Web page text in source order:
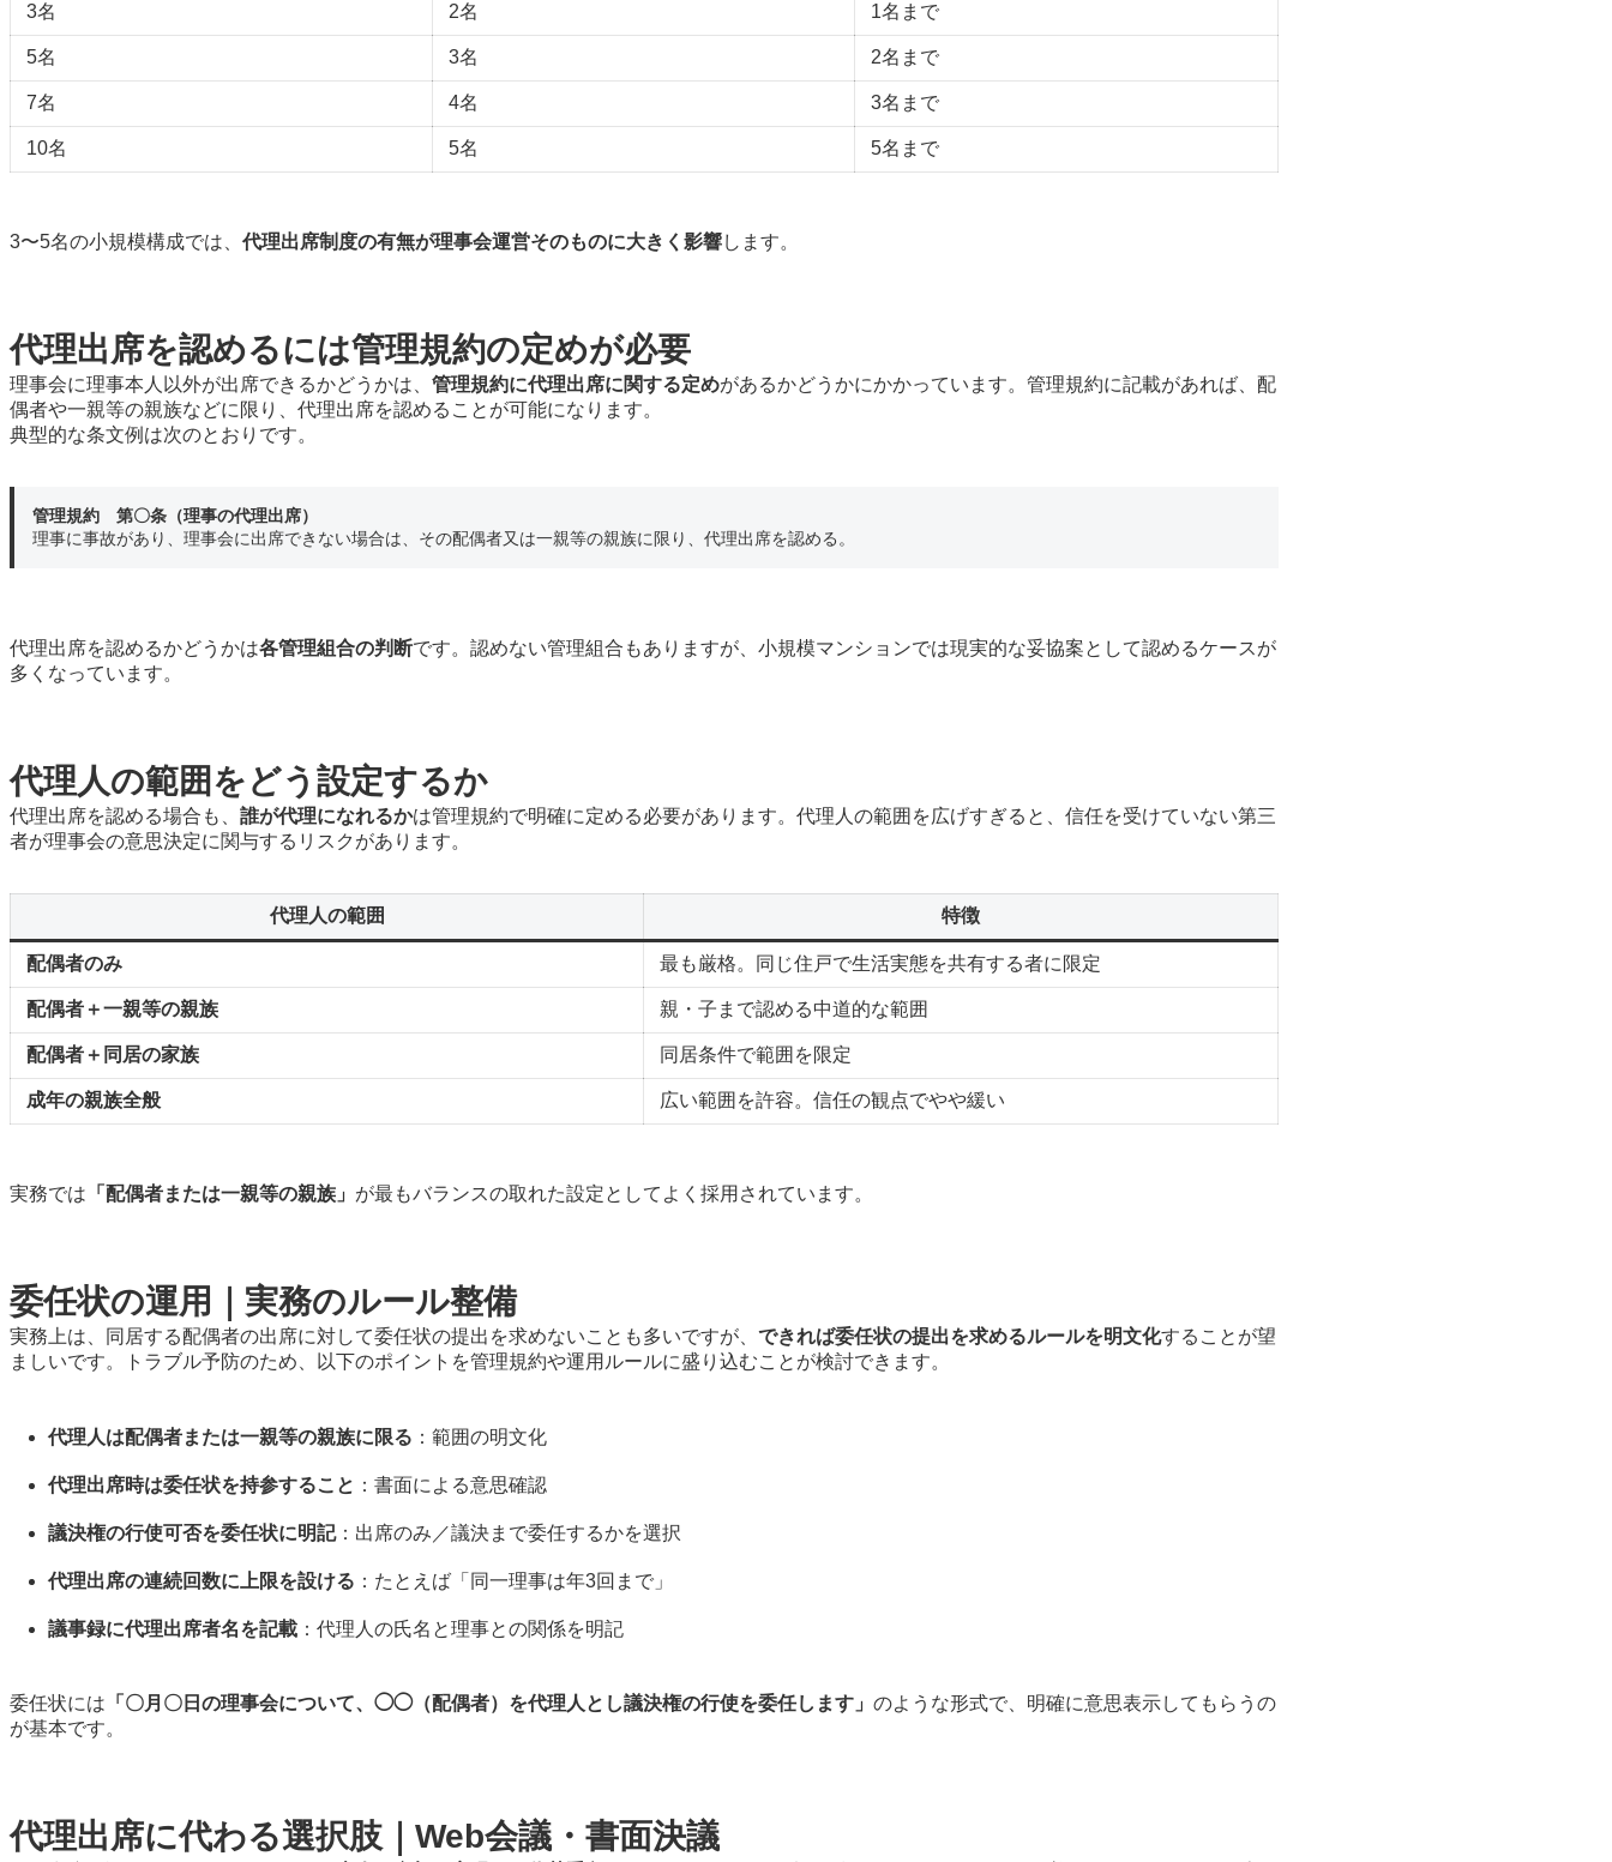
3名 2名 1名まで
5名 3名 2名まで
7名 4名 3名まで
10名 5名 5名まで
3〜5名の小規模構成では、 代理出席制度の有無が理事会運営そのものに大きく影響します。
代理出席を認めるには管理規約の定めが必要
理事会に理事本人以外が出席できるかどうかは、 管理規約に代理出席に関する定めがあるかどうかにかかっています。管理規約に記載があれば、配
偶者や一親等の親族などに限り、代理出席を認めることが可能になります。
典型的な条文例は次のとおりです。
管理規約 第〇条（理事の代理出席）
理事に事故があり、理事会に出席できない場合は、その配偶者又は一親等の親族に限り、代理出席を認める。
代理出席を認めるかどうかは各管理組合の判断です。認めない管理組合もありますが、小規模マンションでは現実的な妥協案として認めるケースが
多くなっています。
代理人の範囲をどう設定するか
代理出席を認める場合も、 誰が代理になれるかは管理規約で明確に定める必要があります。代理人の範囲を広げすぎると、信任を受けていない第三
者が理事会の意思決定に関与するリスクがあります。
代理人の範囲 特徴
配偶者のみ 最も厳格。同じ住戸で生活実態を共有する者に限定
配偶者＋一親等の親族 親・子まで認める中道的な範囲
配偶者＋同居の家族 同居条件で範囲を限定
成年の親族全般 広い範囲を許容。信任の観点でやや緩い
実務では 「配偶者または一親等の親族」 が最もバランスの取れた設定としてよく採用されています。
委任状の運用｜実務のルール整備
実務上は、同居する配偶者の出席に対して委任状の提出を求めないことも多いですが、 できれば委任状の提出を求めるルールを明文化することが望
ましいです。トラブル予防のため、以下のポイントを管理規約や運用ルールに盛り込むことが検討できます。
代理人は配偶者または一親等の親族に限る ：範囲の明文化
代理出席時は委任状を持参すること ：書面による意思確認
議決権の行使可否を委任状に明記：出席のみ／議決まで委任するかを選択
代理出席の連続回数に上限を設ける ：たとえば「同一理事は年3回まで」
議事録に代理出席者名を記載 ：代理人の氏名と理事との関係を明記
委任状には 「〇月〇日の理事会について、◯◯（配偶者）を代理人とし議決権の行使を委任します」 のような形式で、明確に意思表示してもらうの
が基本です。
代理出席に代わる選択肢｜Web会議・書面決議